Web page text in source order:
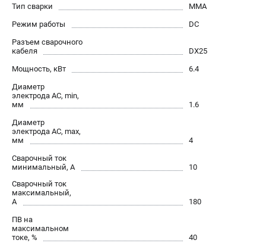
Сварочные полуавтоматы MIG/MAG
Сварочные аппараты TIG
Сварочные материалы
Информация размещённая на сайте не является публичной
проспект Александровской Фермы, 29АЛ
пн-пт - с 9:00 до 18:00
Тип сварки
MMA
Режим работы
DC
Разъем сварочного
кабеля
DX25
Мощность, кВт
6.4
Диаметр
электрода AC, min,
мм
1.6
Диаметр
электрода AC, max,
мм
4
Сварочный ток
минимальный, А
10
Сварочный ток
максимальный,
А
180
ПВ на
максимальном
токе, %
40